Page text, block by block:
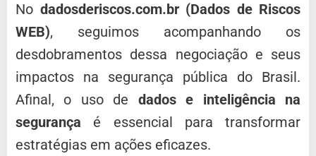
No dadosderiscos.com.br (Dados de Riscos
WEB), seguimos acompanhando os
desdobramentos dessa negociação e seus
impactos na segurança pública do Brasil.
Afinal, o uso de dados e inteligência na
segurança é essencial para transformar
estratégias em ações eficazes.